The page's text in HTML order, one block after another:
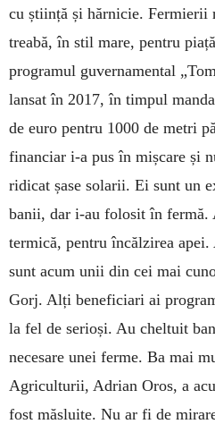
cu știință și hărnicie. Fermierii
treabă, în stil mare, pentru
programul guvernamental
lansat în 2017, în timpul
de euro pentru 1000 de metri
financiar i-a pus în mișcare și
ridicat șase solarii. Ei sunt un
banii, dar i-au folosit în fermă.
termică, pentru încălzirea apei.
sunt acum unii din cei mai
Gorj. Alți beneficiari ai
la fel de serioși. Au cheltuit
necesare unei ferme. Ba mai
Agriculturii, Adrian Oros, a
fost măsluite. Nu ar fi de